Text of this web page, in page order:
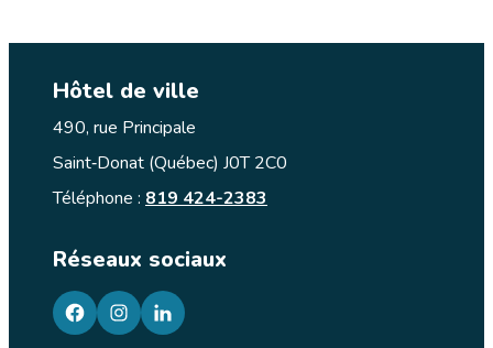
Hôtel de ville
490, rue Principale
Saint‑Donat (Québec) J0T 2C0
Téléphone : 819 424-2383
Réseaux sociaux
facebookgoogleplusgoogleplus